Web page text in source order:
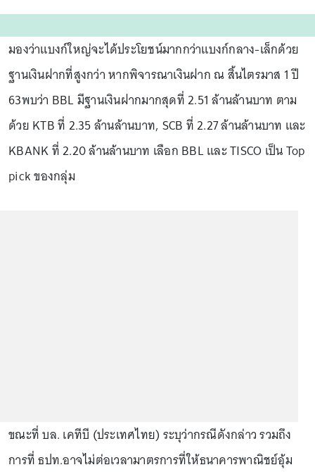
มองว่าแบงก์ใหญ่จะได้ประโยชน์มากกว่าแบงก์กลาง-เล็กด้วย
ฐานเงินฝากที่สูงกว่า หากพิจารณาเงินฝาก ณ สิ้นไตรมาส 1 ปี
63พบว่า BBL มีฐานเงินฝากมากสุดที่ 2.51 ล้านล้านบาท ตาม
ด้วย KTB ที่ 2.35 ล้านล้านบาท, SCB ที่ 2.27 ล้านล้านบาท และ
KBANK ที่ 2.20 ล้านล้านบาท เลือก BBL และ TISCO เป็น Top
pick ของกลุ่ม
ขณะที่ บล. เคทีบี (ประเทศไทย) ระบุว่ากรณีดังกล่าว รวมถึง
การที่ ธปท.อาจไม่ต่อเวลามาตรการที่ให้ธนาคารพาณิชย์อุ้ม